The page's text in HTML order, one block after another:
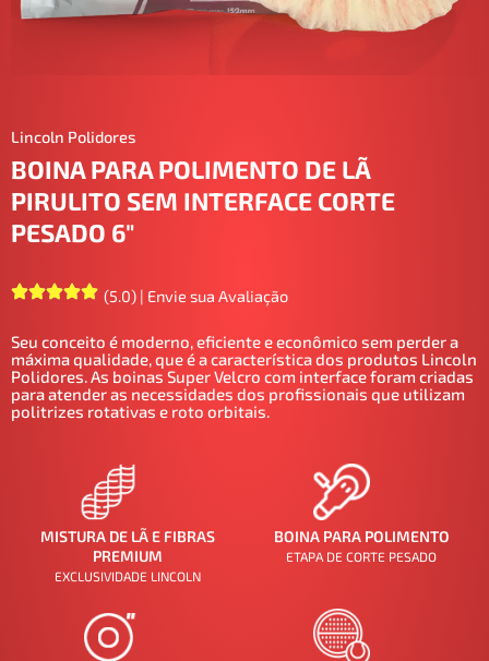
Lincoln Polidores
BOINA PARA POLIMENTO DE LÃ
PIRULITO SEM INTERFACE CORTE
PESADO 6"
(5.0) | Envie sua Avaliação
Seu conceito é moderno, eficiente e econômico sem perder a
máxima qualidade, que é a característica dos produtos Lincoln
Polidores. As boinas Super Velcro com interface foram criadas
para atender as necessidades dos profissionais que utilizam
politrizes rotativas e roto orbitais.
MISTURA DE LÃ E FIBRAS
PREMIUM
EXCLUSIVIDADE LINCOLN
BOINA PARA POLIMENTO
ETAPA DE CORTE PESADO